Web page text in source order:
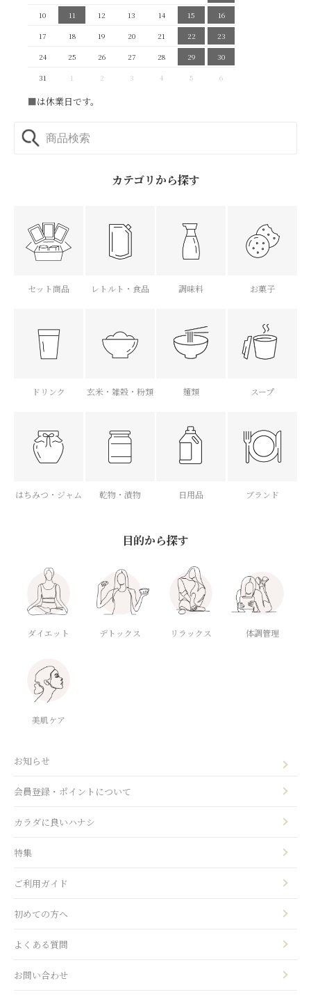
10
11 12 13 14 15
16
17
18 19 20 21 22
23
24
25 26 27 28 29
30
31
1 2 3 4 5 6
■は休業日です。
カテゴリから探す
セット商品 レトルト・食品 調味料 お菓子
ドリンク 玄米・雑穀・粉類 麺類 スープ
はちみつ・ジャム 乾物・漬物 日用品 ブランド
目的から探す
ダイエット デトックス リラックス 体調管理
美肌ケア
お知らせ
会員登録・ポイントについて
カラダに良いハナシ
特集
ご利用ガイド
初めての方へ
よくある質問
お問い合わせ